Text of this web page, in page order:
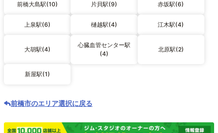
前橋大島駅(10) 片貝駅(9) 赤坂駅(6)
上泉駅(6) 樋越駅(4) 江木駅(4)
大胡駅(4)
心臓血管センター駅
(4)
北原駅(2)
新屋駅(1)
前橋市のエリア選択に戻る